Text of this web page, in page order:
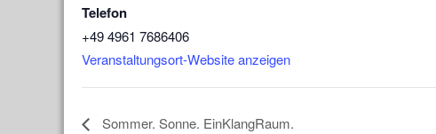
Telefon
+49 4961 7686406
Veranstaltungsort-Website anzeigen
Sommer. Sonne. EinKlangRaum.